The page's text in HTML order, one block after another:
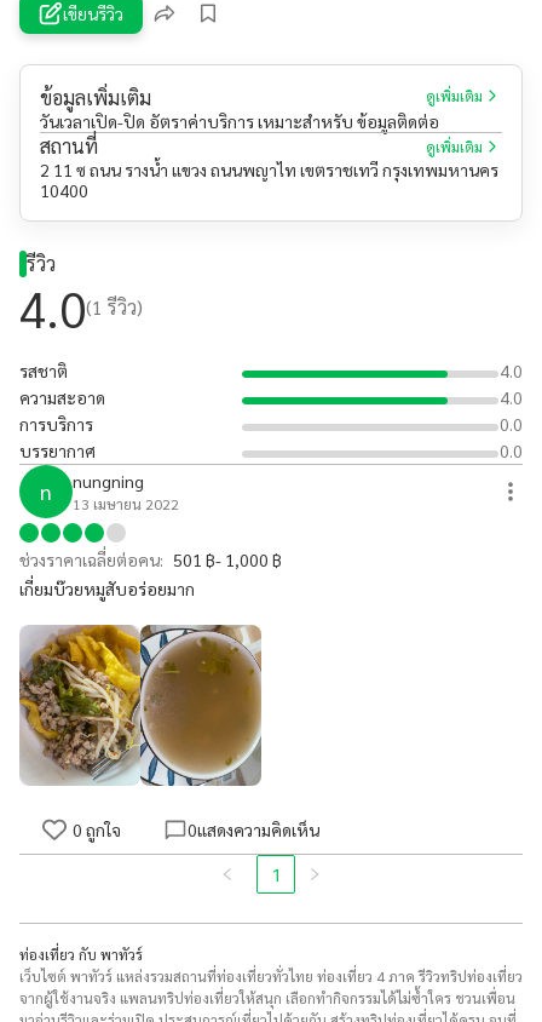
เขียนรีวิว
ข้อมูลเพิ่มเติม ดูเพิ่มเติม
วันเวลาเปิด-ปิด อัตราค่าบริการ เหมาะสำหรับ ข้อมูลติดต่อ
สถานที่ ดูเพิ่มเติม
2 11 ซ ถนน รางน้ำ แขวง ถนนพญาไท เขตราชเทวี กรุงเทพมหานคร
10400
รีวิว
4.0(1 รีวิว)
รสชาติ
4.0
ความสะอาด
4.0
การบริการ
0.0
บรรยากาศ
0.0
n nungning
13 เมษายน 2022
ช่วงราคาเฉลี่ยต่อคน: 501 ฿- 1,000 ฿
เกี่ยมบ๊วยหมูสับอร่อยมาก
0 ถูกใจ 0แสดงความคิดเห็น
1
ท่องเที่ยว กับ พาทัวร์
เว็บไซต์ พาทัวร์ แหล่งรวมสถานที่ท่องเที่ยวทั่วไทย ท่องเที่ยว 4 ภาค รีวิวทริปท่องเที่ยว
จากผู้ใช้งานจริง แพลนทริปท่องเที่ยวให้สนุก เลือกทำกิจกรรมได้ไม่ซ้ำใคร ชวนเพื่อน